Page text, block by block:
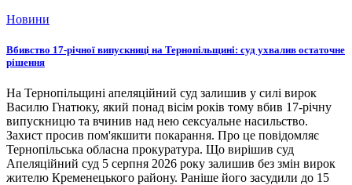
Новини
Вбивство 17-річної випускниці на Тернопільщині: суд ухвалив остаточне
рішення
На Тернопільщині апеляційний суд залишив у силі вирок
Василю Гнатюку, який понад вісім років тому вбив 17-річну
випускницю та вчинив над нею сексуальне насильство.
Захист просив пом'якшити покарання. Про це повідомляє
Тернопільська обласна прокуратура. Що вирішив суд
Апеляційний суд 5 серпня 2026 року залишив без змін вирок
жителю Кременецького району. Раніше його засудили до 15